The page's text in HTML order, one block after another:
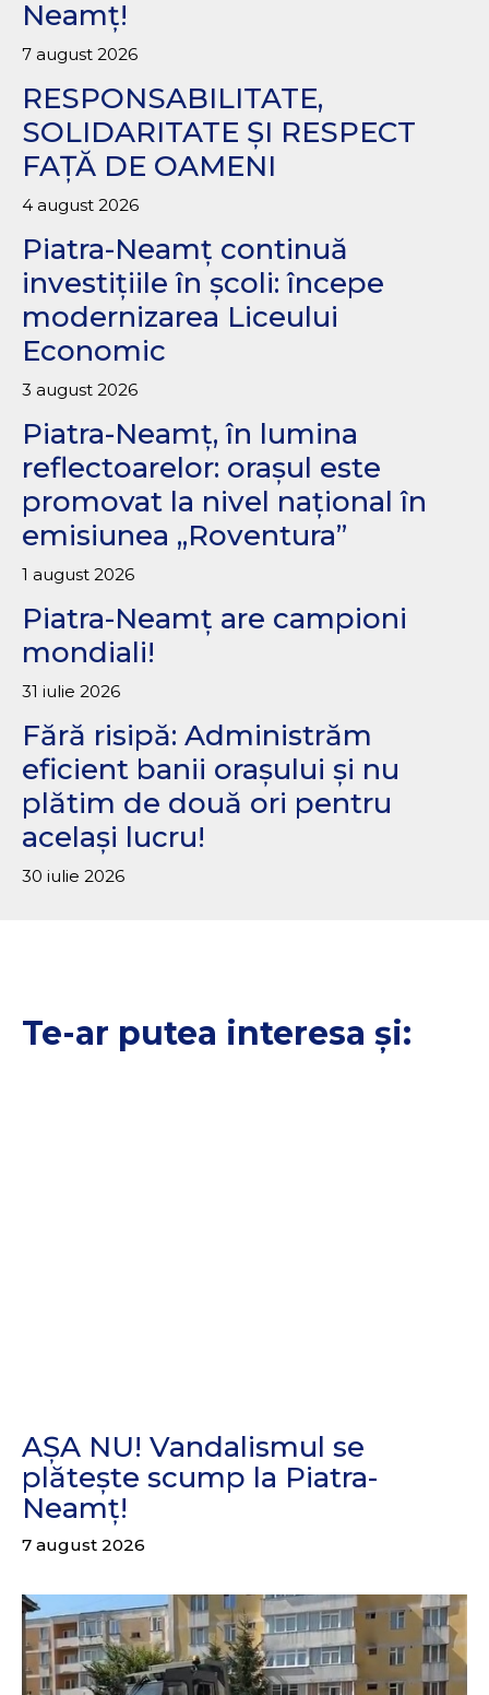
Neamț!
7 august 2026
RESPONSABILITATE,
SOLIDARITATE ȘI RESPECT
FAȚĂ DE OAMENI
4 august 2026
Piatra-Neamț continuă
investițiile în școli: începe
modernizarea Liceului
Economic
3 august 2026
Piatra-Neamț, în lumina
reflectoarelor: orașul este
promovat la nivel național în
emisiunea „Roventura”
1 august 2026
Piatra-Neamț are campioni
mondiali!
31 iulie 2026
Fără risipă: Administrăm
eficient banii orașului și nu
plătim de două ori pentru
același lucru!
30 iulie 2026
Te-ar putea interesa și:
AȘA NU! Vandalismul se
plătește scump la Piatra-
Neamț!
7 august 2026